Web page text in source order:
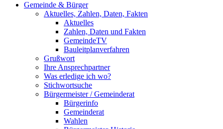
Gemeinde & Bürger
Aktuelles, Zahlen, Daten, Fakten
Aktuelles
Zahlen, Daten und Fakten
GemeindeTV
Bauleitplanverfahren
Grußwort
Ihre Ansprechpartner
Was erledige ich wo?
Stichwortsuche
Bürgermeister / Gemeinderat
Bürgerinfo
Gemeinderat
Wahlen